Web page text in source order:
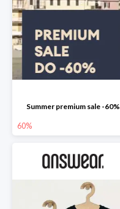
Summer premium sale -60%
60%